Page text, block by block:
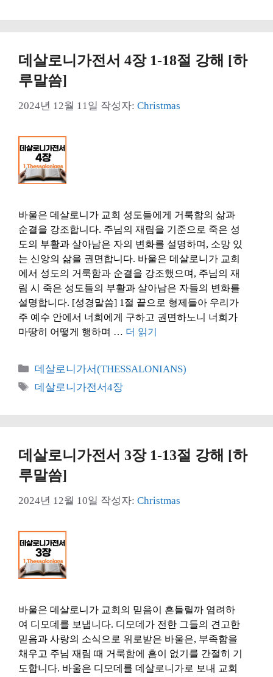
데살로니가전서 4장 1-18절 강해 [하
루말씀]
2024년 12월 11일 작성자: Christmas
바울은 데살로니가 교회 성도들에게 거룩함의 삶과
순결을 강조합니다. 주님의 재림을 기준으로 죽은 성
도의 부활과 살아남은 자의 변화를 설명하며, 소망 있
는 신앙의 삶을 권면합니다. 바울은 데살로니가 교회
에서 성도의 거룩함과 순결을 강조했으며, 주님의 재
림 시 죽은 성도들의 부활과 살아남은 자들의 변화를
설명합니다. [성경말씀] 1절 끝으로 형제들아 우리가
주 예수 안에서 너희에게 구하고 권면하노니 너희가
마땅히 어떻게 행하며 … 더 읽기
카
테
데살로니가서(THESSALONIANS)
태
데살로니가전서4장
데살로니가전서 3장 1-13절 강해 [하
루말씀]
2024년 12월 10일 작성자: Christmas
바울은 데살로니가 교회의 믿음이 흔들릴까 염려하
여 디모데를 보냅니다. 디모데가 전한 그들의 견고한
믿음과 사랑의 소식으로 위로받은 바울은, 부족함을
채우고 주님 재림 때 거룩함에 흠이 없기를 간절히 기
도합니다. 바울은 디모데를 데살로니가로 보내 교회